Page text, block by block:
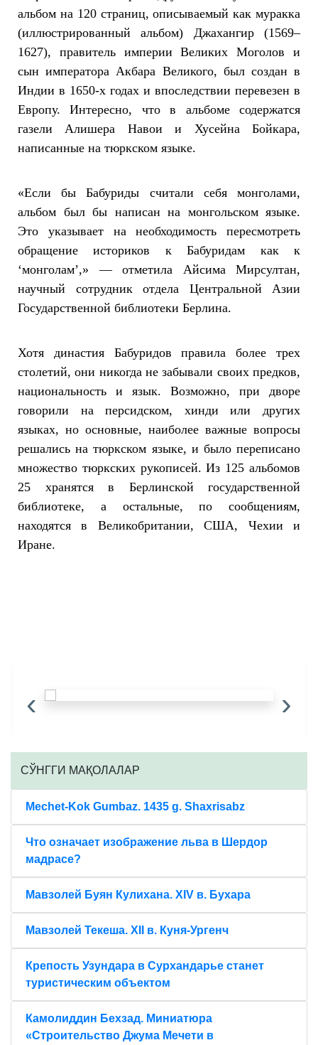
альбом на 120 страниц, описываемый как муракка
(иллюстрированный альбом) Джахангир (1569–
1627), правитель империи Великих Моголов и
сын императора Акбара Великого, был создан в
Индии в 1650-х годах и впоследствии перевезен в
Европу. Интересно, что в альбоме содержатся
газели Алишера Навои и Хусейна Бойкара,
написанные на тюркском языке.
«Если бы Бабуриды считали себя монголами,
альбом был бы написан на монгольском языке.
Это указывает на необходимость пересмотреть
обращение историков к Бабуридам как к
‘монголам’,» — отметила Айсима Мирсултан,
научный сотрудник отдела Центральной Азии
Государственной библиотеки Берлина.
Хотя династия Бабуридов правила более трех
столетий, они никогда не забывали своих предков,
национальность и язык. Возможно, при дворе
говорили на персидском, хинди или других
языках, но основные, наиболее важные вопросы
решались на тюркском языке, и было переписано
множество тюркских рукописей. Из 125 альбомов
25 хранятся в Берлинской государственной
библиотеке, а остальные, по сообщениям,
находятся в Великобритании, США, Чехии и
Иране.
‹ ›
CЎНГГИ МАҚОЛАЛАР
Mechet-Kok Gumbaz. 1435 g. Shaxrisabz
Что означает изображение льва в Шердор
мадрасе?
Мавзолей Буян Кулихана. XIV в. Бухара
Мавзолей Текеша. XII в. Куня-Ургенч
Крепость Узундара в Сурхандарье станет
туристическим объектом
Камолиддин Бехзад. Миниатюра
«Строительство Джума Мечети в